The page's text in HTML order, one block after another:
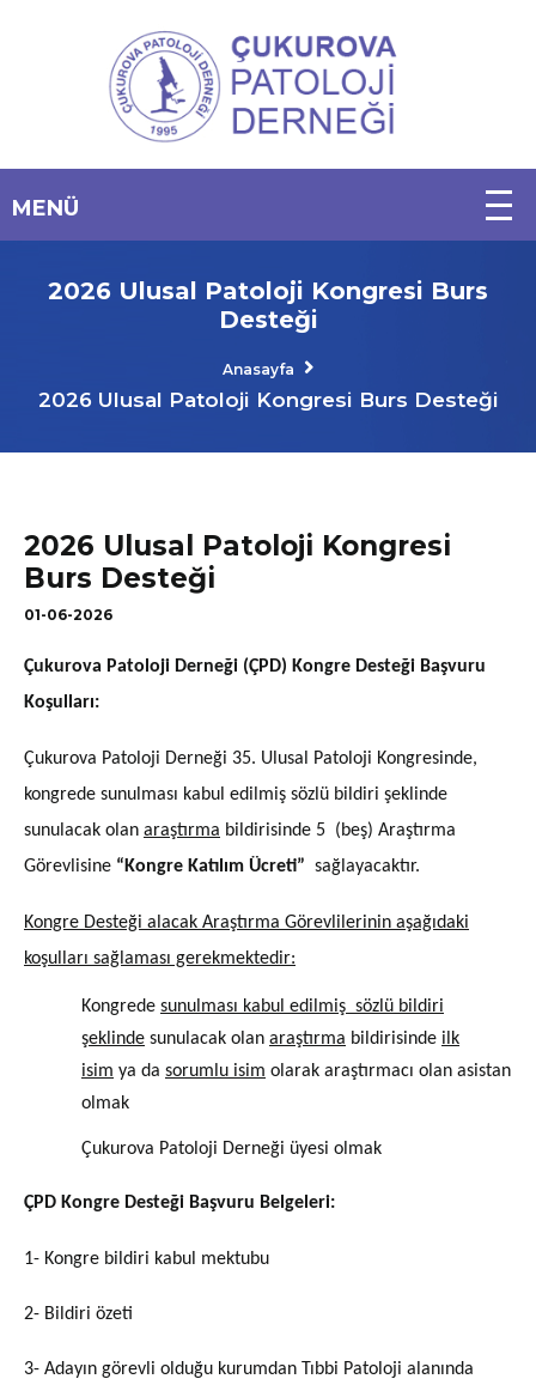
2026 Ulusal Patoloji Kongresi Burs
Desteği
Anasayfa
2026 Ulusal Patoloji Kongresi Burs Desteği
2026 Ulusal Patoloji Kongresi
Burs Desteği
01-06-2026
Çukurova Patoloji Derneği (ÇPD) Kongre Desteği Başvuru
Koşulları:
Çukurova Patoloji Derneği 35. Ulusal Patoloji Kongresinde,
kongrede sunulması kabul edilmiş sözlü bildiri şeklinde
sunulacak olan araştırma bildirisinde 5 (beş) Araştırma
Görevlisine “Kongre Katılım Ücreti” sağlayacaktır.
Kongre Desteği alacak Araştırma Görevlilerinin aşağıdaki
koşulları sağlaması gerekmektedir:
Kongrede sunulması kabul edilmiş sözlü bildiri
şeklinde sunulacak olan araştırma bildirisinde ilk
isim ya da sorumlu isim olarak araştırmacı olan asistan
olmak
Çukurova Patoloji Derneği üyesi olmak
ÇPD Kongre Desteği Başvuru Belgeleri:
1- Kongre bildiri kabul mektubu
2- Bildiri özeti
3- Adayın görevli olduğu kurumdan Tıbbi Patoloji alanında